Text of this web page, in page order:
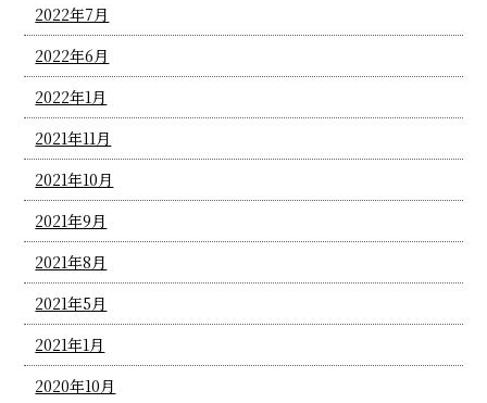
2022年7月
2022年6月
2022年1月
2021年11月
2021年10月
2021年9月
2021年8月
2021年5月
2021年1月
2020年10月